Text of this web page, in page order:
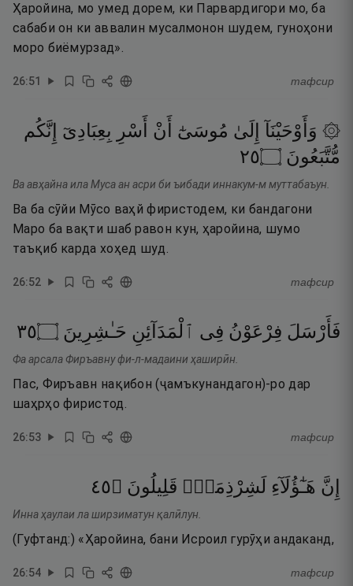
Ҳаройина, мо умед дорем, ки Парвардигори мо, ба
сабаби он ки аввалин мусалмонон шудем, гуноҳони
моро биёмурзад».
26:51 тафсир
۞ وَأَوْحَيْنَآ إِلَىٰ مُوسَىٰٓ أَنْ أَسْرِ بِعِبَادِىٓ إِنَّكُم
مُّتَّبَعُونَ ۝٥٢
Ва авҳайна ила Муса ан асри би ъибади иннакум-м муттабаъун.
Ва ба сӯйи Мӯсо ваҳй фиристодем, ки бандагони
Маро ба вақти шаб равон кун, ҳаройина, шумо
таъқиб карда хоҳед шуд.
26:52 тафсир
فَأَرْسَلَ فِرْعَوْنُ فِى ٱلْمَدَآئِنِ حَـٰشِرِينَ ۝٥٣
Фа арсала Фиръавну фи-л-мадаини ҳаширӣн.
Пас, Фиръавн нақибон (ҷамъкунандагон)-ро дар
шаҳрҳо фиристод.
26:53 тафсир
إِنَّ هَـٰٓؤُلَآءِ لَشِرْذِمَةٌۭ قَلِيلُونَ ۝٥٤
Инна ҳаулаи ла ширзиматун қалӣлун.
(Гуфтанд:) «Ҳаройина, бани Исроил гурӯҳи андаканд,
26:54 тафсир